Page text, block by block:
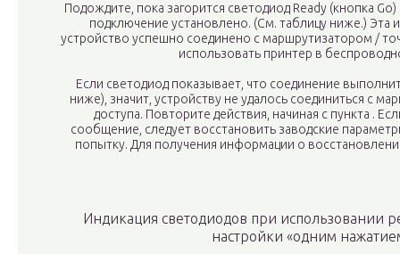
Подождите, пока загорится светодиод Ready (кнопка
подключение установлено. (См. таблицу ниже.) Эта
устройство успешно соединено с маршрутизатором /
использовать принтер в
Если светодиод показывает, что соединение
ниже), значит, устройству не удалось соединиться с
доступа. Повторите действия, начиная с пункта .
сообщение, следует восстановить заводские
попытку. Для получения информации о
Индикация светодиодов при использовании
настройки «одним